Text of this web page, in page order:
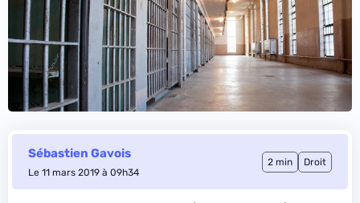
Sébastien Gavois
Le 11 mars 2019 à 09h34
2 min Droit